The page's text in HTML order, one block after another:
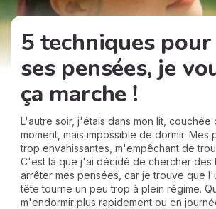
5 techniques
ses pensées, je
ça marche !
L'autre soir, j'étais dans mon lit, couchée
moment, mais impossible de dormir. Mes
trop envahissantes, m'empêchant de
C'est là que j'ai décidé de chercher des
arrêter mes pensées, car je trouve que
tête tourne un peu trop à plein régime.
m'endormir plus rapidement ou en